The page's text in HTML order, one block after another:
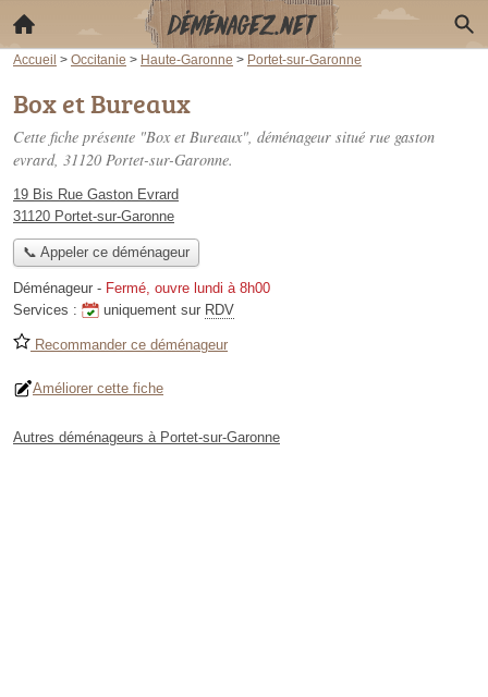
Accueil > Occitanie > Haute-Garonne > Portet-sur-Garonne
Box et Bureaux
Cette fiche présente "Box et Bureaux", déménageur situé rue gaston
evrard, 31120 Portet-sur-Garonne.
19 Bis Rue Gaston Evrard
31120 Portet-sur-Garonne
📞 Appeler ce déménageur
Déménageur - Fermé, ouvre lundi à 8h00
Services :
uniquement sur RDV
Recommander ce déménageur
Améliorer cette fiche
Autres déménageurs à Portet-sur-Garonne